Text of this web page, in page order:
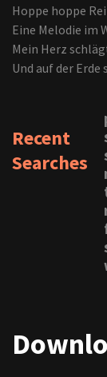
Hoppe hoppe
Eine Melodie im
Mein Herz
Und auf der Erde
Recent
Searches